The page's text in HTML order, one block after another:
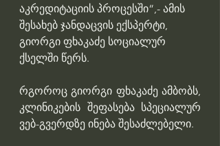
აკრედიტაციის პროცესში“,- ამის
შესახებ ჯანდაცვის ექსპერტი,
გიორგი ფხაკაძე სოციალურ
ქსელში წერს.
რგოროც გიორგი ფხაკაძე ამბობს,
კლინიკების შეფასება სპეციალურ
ვებ-გვერდზე ინება შესაძლებელი.